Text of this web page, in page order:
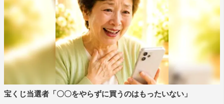
宝くじ当選者「〇〇をやらずに買うのはもったいない」